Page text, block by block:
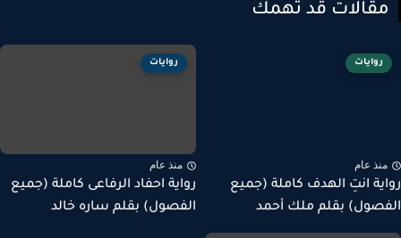
قد تهمك
روايات
عام
انتِ الهدف كاملة (جميع
بقلم ملك أحمد
روايات
منذ عام
رواية احفاد الرفاعى كاملة (جميع
الفصول) بقلم ساره خالد